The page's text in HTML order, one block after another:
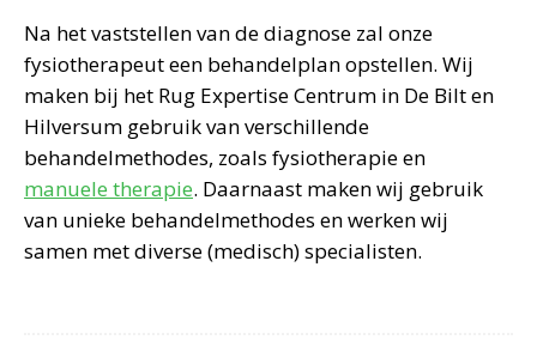
Na het vaststellen van de diagnose zal onze
fysiotherapeut een behandelplan opstellen. Wij
maken bij het Rug Expertise Centrum in De Bilt en
Hilversum gebruik van verschillende
behandelmethodes, zoals fysiotherapie en
manuele therapie. Daarnaast maken wij gebruik
van unieke behandelmethodes en werken wij
samen met diverse (medisch) specialisten.